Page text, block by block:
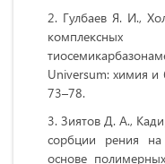
Гулбаев Я. И.,
Universum: химия
73–78.
Зиятов Д. А.,
сорбции рения на
основе